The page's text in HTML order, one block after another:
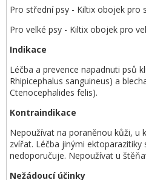
Pro střední psy - Kiltix obojek pro
Pro velké psy - Kiltix obojek pro
Indikace
Léčba a prevence napadnuti psů
Rhipicephalus sanguineus) a
Ctenocephalides felis).
Kontraindikace
Nepoužívat na poraněnou kůži, u
zvířat. Léčba jinými
nedoporučuje. Nepoužívat u
Nežádoucí účinky